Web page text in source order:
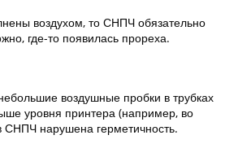
воздухом, то СНПЧ обязательно
где-то появилась прореха.
воздушные пробки в трубках
уровня принтера (например, во
СНПЧ нарушена герметичность.